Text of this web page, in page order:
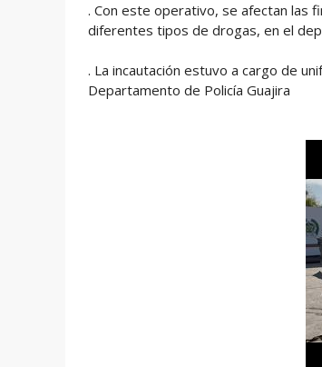
. Con este operativo, se afectan las
diferentes tipos de drogas, en el
. La incautación estuvo a cargo de
Departamento de Policía Guajira